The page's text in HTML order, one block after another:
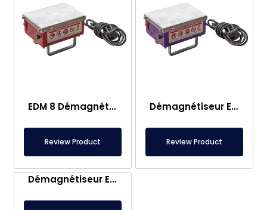
EDM 8 Démagnétiseur Portable
Review Product
Démagnétiseur EDM 11 – 550VA
Review Product
Démagnétiseur EDM 68 – 350VA